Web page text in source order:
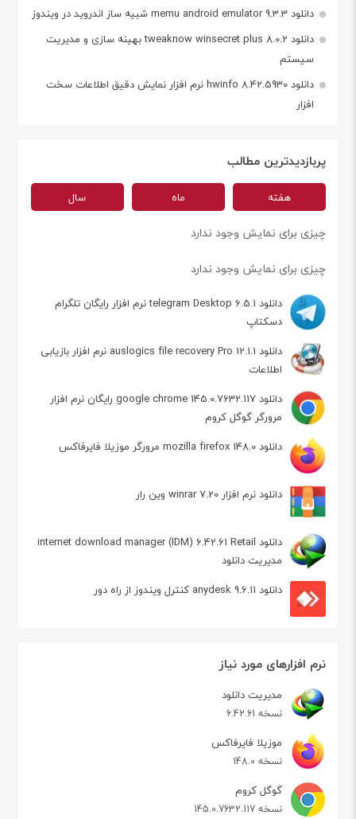
دانلود memu android emulator 9.3.3 شبیه ساز اندروید در ویندوز
دانلود tweaknow winsecret plus 8.0.2 بهینه سازی و مدیریت
سیستم
دانلود hwinfo 8.42.5930 نرم افزار نمایش دقیق اطلاعات سخت
افزار
پربازدیدترین مطالب
هفته ماه سال
چیزی برای نمایش وجود ندارد
چیزی برای نمایش وجود ندارد
دانلود telegram Desktop 6.5.1 نرم افزار رایگان تلگرام
دسکتاپ
دانلود auslogics file recovery Pro 12.1.1 نرم افزار بازیابی
اطلاعات
دانلود google chrome 145.0.7632.117 رایگان نرم افزار
مرورگر گوگل کروم
دانلود mozilla firefox 148.0 مرورگر موزیلا فایرفاکس
دانلود نرم افزار winrar 7.20 وین رار
دانلود internet download manager (IDM) 6.42.61 Retail
مدیریت دانلود
دانلود anydesk 9.6.11 کنترل ویندوز از راه دور
نرم افزارهای مورد نیاز
مدیریت دانلود
نسخه 6.42.61
موزیلا فایرفاکس
نسخه 148.0
گوگل کروم
نسخه 145.0.7632.117